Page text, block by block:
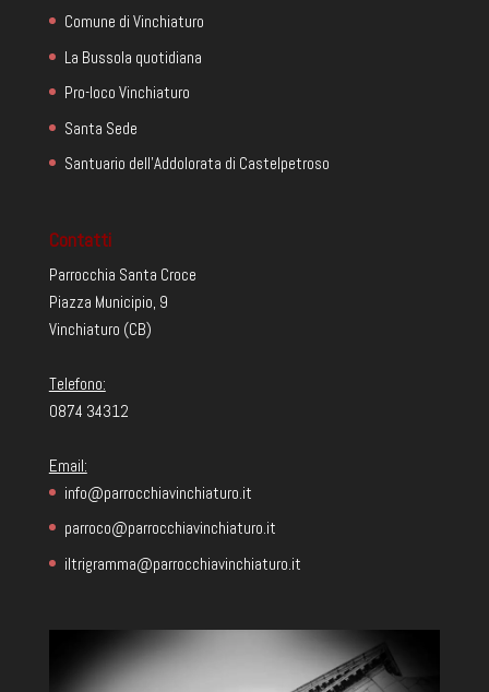
Comune di Vinchiaturo
La Bussola quotidiana
Pro-loco Vinchiaturo
Santa Sede
Santuario dell'Addolorata di Castelpetroso
Contatti
Parrocchia Santa Croce
Piazza Municipio, 9
Vinchiaturo (CB)
Telefono:
0874 34312
Email:
info@parrocchiavinchiaturo.it
parroco@parrocchiavinchiaturo.it
iltrigramma@parrocchiavinchiaturo.it